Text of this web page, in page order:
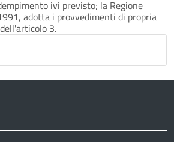
ivi previsto; la Regione
adotta i provvedimenti di propria
3.